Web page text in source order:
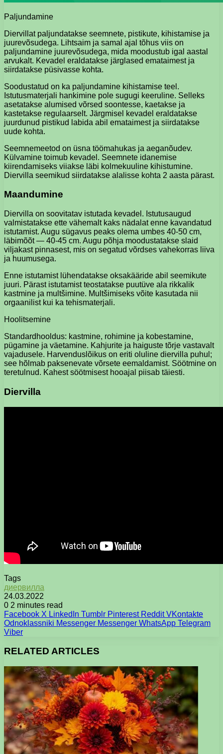
Paljundamine
Diervillat paljundatakse seemnete, pistikute, kihistamise ja
juurevõsudega. Lihtsaim ja samal ajal tõhus viis on
paljundamine juurevõsudega, mida moodustub igal aastal
arvukalt. Kevadel eraldatakse järglased emataimest ja
siirdatakse püsivasse kohta.
Soodustatud on ka paljundamine kihistamise teel.
Istutusmaterjali hankimine pole sugugi keeruline. Selleks
asetatakse alumised võrsed soontesse, kaetakse ja
kastetakse regulaarselt. Järgmisel kevadel eraldatakse
juurdunud pistikud labida abil emataimest ja siirdatakse
uude kohta.
Seemnemeetod on üsna töömahukas ja aeganõudev.
Külvamine toimub kevadel. Seemnete idanemise
kiirendamiseks viiakse läbi kolmekuuline kihistumine.
Diervilla seemikud siirdatakse alalisse kohta 2 aasta pärast.
Maandumine
Diervilla on soovitatav istutada kevadel. Istutusaugud
valmistatakse ette vähemalt kaks nädalat enne kavandatud
istutamist. Augu sügavus peaks olema umbes 40-50 cm,
läbimõõt — 40-45 cm. Augu põhja moodustatakse slaid
viljakast pinnasest, mis on segatud võrdses vahekorras liiva
ja huumusega.
Enne istutamist lühendatakse oksakääride abil seemikute
juuri. Pärast istutamist teostatakse puutüve ala rikkalik
kastmine ja multšimine. Multšimiseks võite kasutada nii
orgaanilist kui ka tehismaterjali.
Hoolitsemine
Standardhooldus: kastmine, rohimine ja kobestamine,
pügamine ja väetamine. Kahjurite ja haiguste tõrje vastavalt
vajadusele. Harvenduslõikus on eriti oluline diervilla puhul;
see hõlmab paksenevate võrsete eemaldamist. Söötmine on
teretulnud. Kahest söötmisest hooajal piisab täiesti.
Diervilla
Tags
диервилла
24.03.2022
0 2 minutes read
Facebook X LinkedIn Tumblr Pinterest Reddit VKontakte
Odnoklassniki Messenger Messenger WhatsApp Telegram
Viber
RELATED ARTICLES